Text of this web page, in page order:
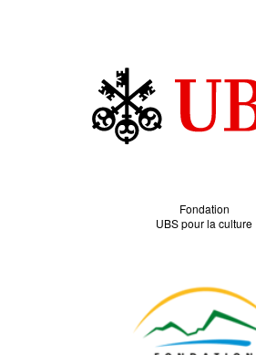
Fondation
UBS pour la culture